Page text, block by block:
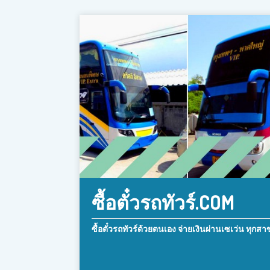
ซื้อตั๋วรถทัวร์.COM
ซื้อตั๋วรถทัวร์ด้วยตนเอง จ่ายเงินผ่านเซเว่น ทุกสา